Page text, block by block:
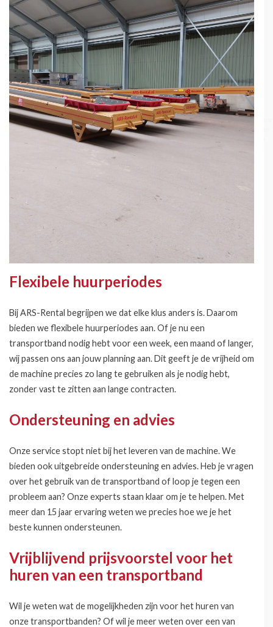
Flexibele huurperiodes
Bij ARS-Rental begrijpen we dat elke klus anders is. Daarom
bieden we flexibele huurperiodes aan. Of je nu een
transportband nodig hebt voor een week, een maand of langer,
wij passen ons aan jouw planning aan. Dit geeft je de vrijheid om
de machine precies zo lang te gebruiken als je nodig hebt,
zonder vast te zitten aan lange contracten.
Ondersteuning en advies
Onze service stopt niet bij het leveren van de machine. We
bieden ook uitgebreide ondersteuning en advies. Heb je vragen
over het gebruik van de transportband of loop je tegen een
probleem aan? Onze experts staan klaar om je te helpen. Met
meer dan 15 jaar ervaring weten we precies hoe we je het
beste kunnen ondersteunen.
Vrijblijvend prijsvoorstel voor het
huren van een transportband
Wil je weten wat de mogelijkheden zijn voor het huren van
onze transportbanden? Of wil je meer weten over een van